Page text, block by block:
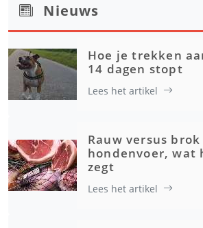
Nieuws
Hoe je trekken
14 dagen stopt
Lees het artikel
Rauw versus
hondenvoer, wat
zegt
Lees het artikel